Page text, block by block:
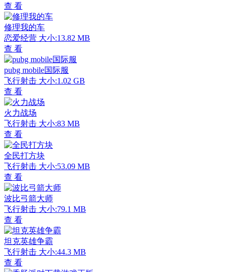
查 看
修理我的车
恋爱经营 大小:13.82 MB
查 看
pubg mobile国际服
飞行射击 大小:1.02 GB
查 看
火力战场
飞行射击 大小:83 MB
查 看
全民打方块
飞行射击 大小:53.09 MB
查 看
波比弓箭大师
飞行射击 大小:79.1 MB
查 看
坦克英雄争霸
飞行射击 大小:44.3 MB
查 看